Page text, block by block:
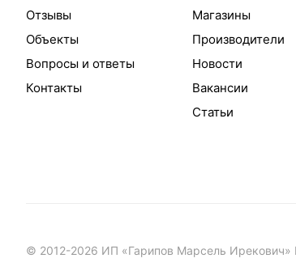
Отзывы
Объекты
Вопросы и ответы
Контакты
Магазины
Производители
Новости
Вакансии
Статьи
© 2012-2026 ИП «Гарипов Марсель